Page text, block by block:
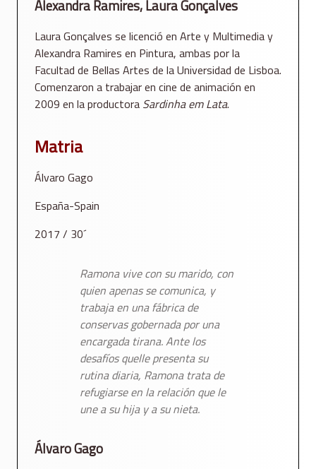
Alexandra Ramires, Laura Gonçalves
Laura Gonçalves se licenció en Arte y Multimedia y
Alexandra Ramires en Pintura, ambas por la
Facultad de Bellas Artes de la Universidad de Lisboa.
Comenzaron a trabajar en cine de animación en
2009 en la productora Sardinha em Lata.
Matria
Álvaro Gago
España-Spain
2017 / 30´
Ramona vive con su marido, con
quien apenas se comunica, y
trabaja en una fábrica de
conservas gobernada por una
encargada tirana. Ante los
desafíos quelle presenta su
rutina diaria, Ramona trata de
refugiarse en la relación que le
une a su hija y a su nieta.
Álvaro Gago